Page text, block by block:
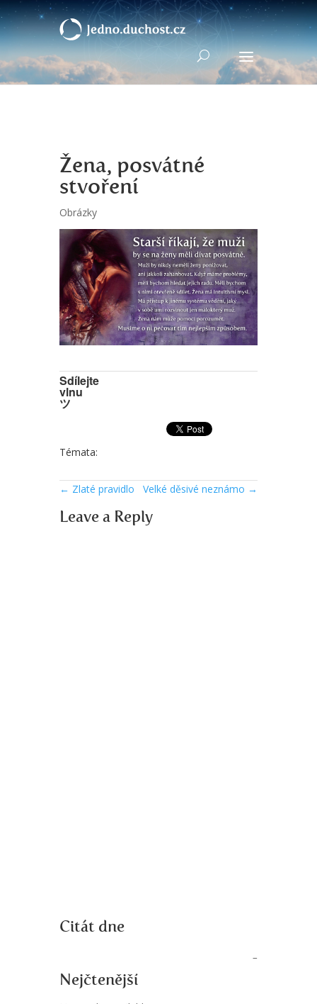
Žena, posvátné
stvoření
Obrázky
Sdílejte
vlnu
ツ
Témata:
← Zlaté pravidlo Velké děsivé neznámo →
Leave a Reply
Citát dne
Nejčtenější